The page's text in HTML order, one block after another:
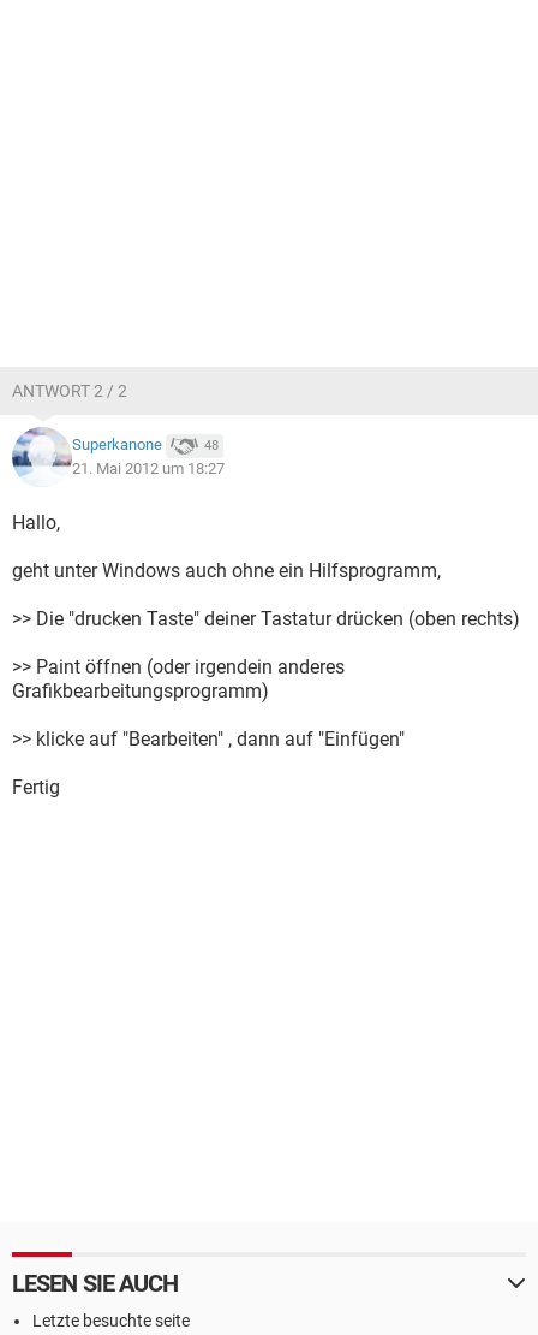
ANTWORT 2 / 2
Superkanone 48
21. Mai 2012 um 18:27
Hallo,
geht unter Windows auch ohne ein Hilfsprogramm,
>> Die "drucken Taste" deiner Tastatur drücken (oben rechts)
>> Paint öffnen (oder irgendein anderes
Grafikbearbeitungsprogramm)
>> klicke auf "Bearbeiten" , dann auf "Einfügen"
Fertig
LESEN SIE AUCH
Letzte besuchte seite